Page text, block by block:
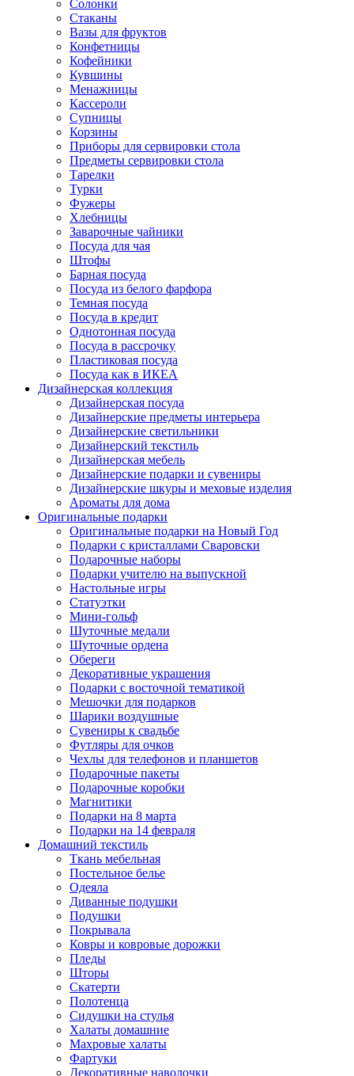
Солонки
Стаканы
Вазы для фруктов
Конфетницы
Кофейники
Кувшины
Менажницы
Кассероли
Супницы
Корзины
Приборы для сервировки стола
Предметы сервировки стола
Тарелки
Турки
Фужеры
Хлебницы
Заварочные чайники
Посуда для чая
Штофы
Барная посуда
Посуда из белого фарфора
Темная посуда
Посуда в кредит
Однотонная посуда
Посуда в рассрочку
Пластиковая посуда
Посуда как в ИКЕА
Дизайнерская коллекция
Дизайнерская посуда
Дизайнерские предметы интерьера
Дизайнерские светильники
Дизайнерский текстиль
Дизайнерская мебель
Дизайнерские подарки и сувениры
Дизайнерские шкуры и меховые изделия
Ароматы для дома
Оригинальные подарки
Оригинальные подарки на Новый Год
Подарки с кристаллами Сваровски
Подарочные наборы
Подарки учителю на выпускной
Настольные игры
Статуэтки
Мини-гольф
Шуточные медали
Шуточные ордена
Обереги
Декоративные украшения
Подарки с восточной тематикой
Мешочки для подарков
Шарики воздушные
Сувениры к свадьбе
Футляры для очков
Чехлы для телефонов и планшетов
Подарочные пакеты
Подарочные коробки
Магнитики
Подарки на 8 марта
Подарки на 14 февраля
Домашний текстиль
Ткань мебельная
Постельное белье
Одеяла
Диванные подушки
Подушки
Покрывала
Ковры и ковровые дорожки
Пледы
Шторы
Скатерти
Полотенца
Сидушки на стулья
Халаты домашние
Махровые халаты
Фартуки
Декоративные наволочки